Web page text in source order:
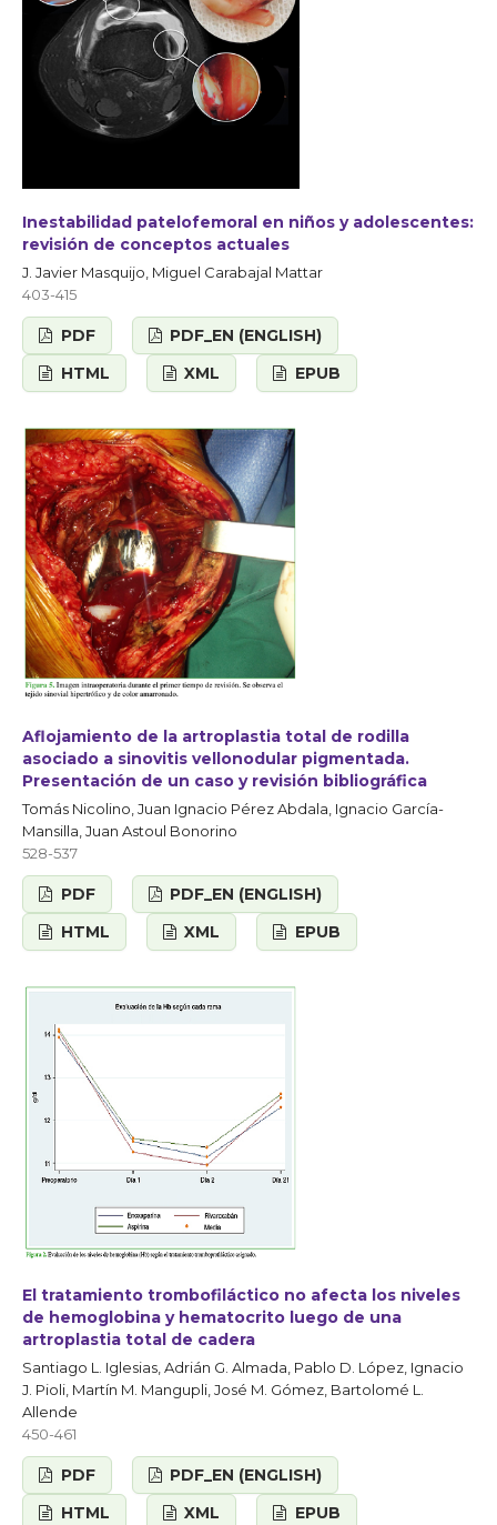
Inestabilidad patelofemoral en niños y adolescentes:
revisión de conceptos actuales
J. Javier Masquijo, Miguel Carabajal Mattar
403-415
PDF
PDF_EN (ENGLISH)
HTML
XML EPUB
Aflojamiento de la artroplastia total de rodilla
asociado a sinovitis vellonodular pigmentada.
Presentación de un caso y revisión bibliográfica
Tomás Nicolino, Juan Ignacio Pérez Abdala, Ignacio García-
Mansilla, Juan Astoul Bonorino
528-537
PDF
PDF_EN (ENGLISH)
HTML
XML EPUB
El tratamiento trombofiláctico no afecta los niveles
de hemoglobina y hematocrito luego de una
artroplastia total de cadera
Santiago L. Iglesias, Adrián G. Almada, Pablo D. López, Ignacio
J. Pioli, Martín M. Mangupli, José M. Gómez, Bartolomé L.
Allende
450-461
PDF
PDF_EN (ENGLISH)
HTML
XML EPUB